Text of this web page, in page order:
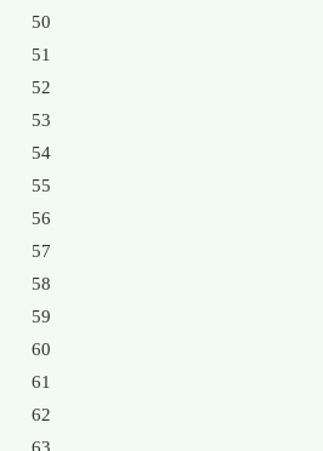
50
51
52
53
54
55
56
57
58
59
60
61
62
63